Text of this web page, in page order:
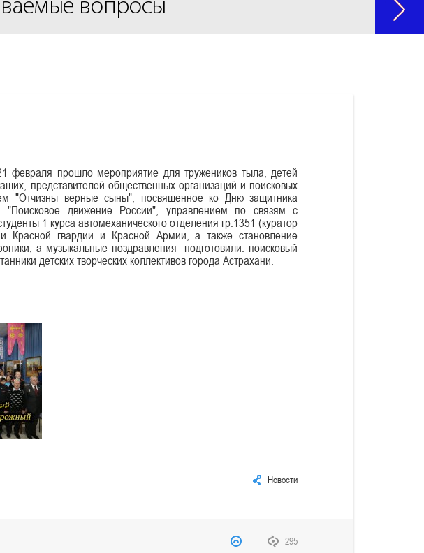
вопросы
февраля прошло мероприятие для тружеников тыла, детей
представителей общественных организаций и поисковых
"Отчизны верные сыны", посвященное ко Дню защитника
"Поисковое движение России", управлением по связям с
1 курса автомеханического отделения гр.1351 (куратор
Красной гвардии и Красной Армии, а также становление
а музыкальные поздравления подготовили: поисковый
детских творческих коллективов города Астрахани.
Новости
295